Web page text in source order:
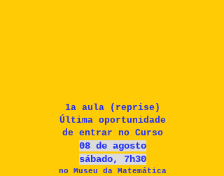
1a aula (reprise)
Última oportunidade
de entrar no Curso
08 de agosto
sábado, 7h30​
no Museu da Matemática